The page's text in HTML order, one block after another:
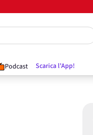
Podcast Scarica l'App!